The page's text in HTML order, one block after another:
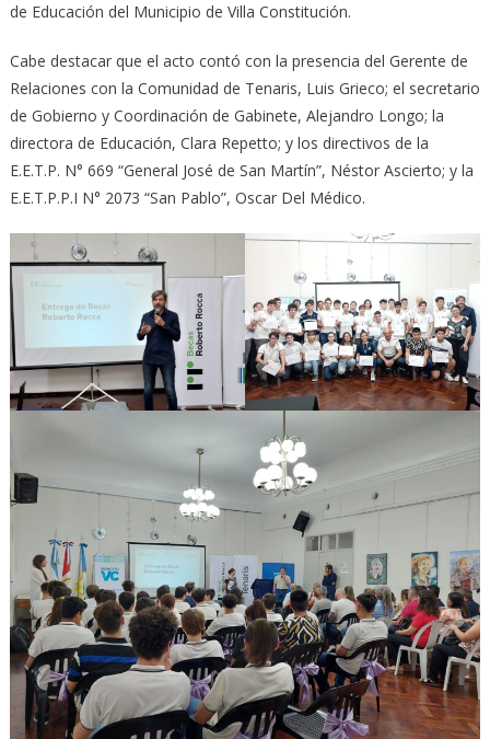
de Educación del Municipio de Villa Constitución.
Cabe destacar que el acto contó con la presencia del Gerente de
Relaciones con la Comunidad de Tenaris, Luis Grieco; el secretario
de Gobierno y Coordinación de Gabinete, Alejandro Longo; la
directora de Educación, Clara Repetto; y los directivos de la
E.E.T.P. N° 669 “General José de San Martín”, Néstor Ascierto; y la
E.E.T.P.P.I N° 2073 “San Pablo”, Oscar Del Médico.